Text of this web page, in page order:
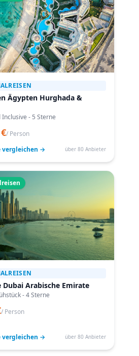
Ägypten Hurghada &
Inclusive - 5 Sterne
/ Person
vergleichen →
über 80 Anbieter
Dubai Arabische Emirate
- 4 Sterne
/ Person
vergleichen → über 80 Anbieter